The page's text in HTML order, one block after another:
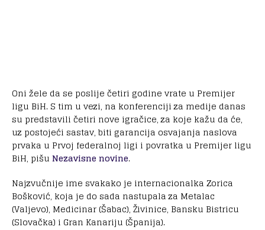
Oni žele da se poslije četiri godine vrate u Premijer
ligu BiH. S tim u vezi, na konferenciji za medije danas
su predstavili četiri nove igračice, za koje kažu da će,
uz postojeći sastav, biti garancija osvajanja naslova
prvaka u Prvoj federalnoj ligi i povratka u Premijer ligu
BiH, pišu Nezavisne novine.
Najzvučnije ime svakako je internacionalka Zorica
Bošković, koja je do sada nastupala za Metalac
(Valjevo), Medicinar (Šabac), Živinice, Bansku Bistricu
(Slovačka) i Gran Kanariju (Španija).